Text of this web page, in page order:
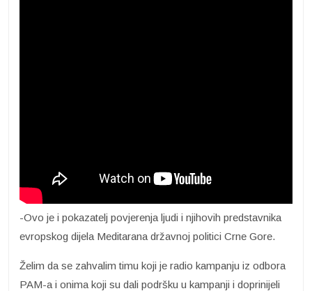
-Ovo je i pokazatelj povjerenja ljudi i njihovih predstavnika
evropskog dijela Meditarana državnoj politici Crne Gore.
Želim da se zahvalim timu koji je radio kampanju iz odbora
PAM-a i onima koji su dali podršku u kampanji i doprinijeli